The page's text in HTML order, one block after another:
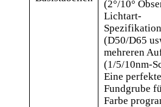
(2°/10°
Lichtart-
(D50/D65
mehreren
(1/5/10nm-
Eine perfekte
Fundgrube
Farbe